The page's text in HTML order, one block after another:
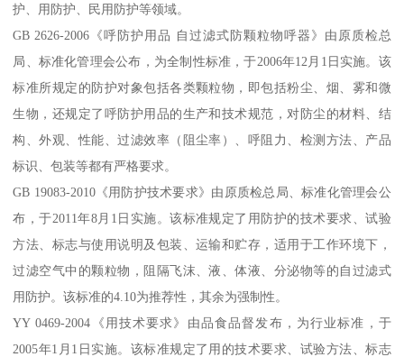
护、用防护、民用防护等领域。
GB 2626-2006《呼防护用品 自过滤式防颗粒物呼器》由原质检总
局、标准化管理会公布，为全制性标准，于2006年12月1日实施。该
标准所规定的防护对象包括各类颗粒物，即包括粉尘、烟、雾和微
生物，还规定了呼防护用品的生产和技术规范，对防尘的材料、结
构、外观、性能、过滤效率（阻尘率）、呼阻力、检测方法、产品
标识、包装等都有严格要求。
GB 19083-2010《用防护技术要求》由原质检总局、标准化管理会公
布，于2011年8月1日实施。该标准规定了用防护的技术要求、试验
方法、标志与使用说明及包装、运输和贮存，适用于工作环境下，
过滤空气中的颗粒物，阻隔飞沫、液、体液、分泌物等的自过滤式
用防护。该标准的4.10为推荐性，其余为强制性。
YY 0469-2004《用技术要求》由品食品督发布，为行业标准，于
2005年1月1日实施。该标准规定了用的技术要求、试验方法、标志